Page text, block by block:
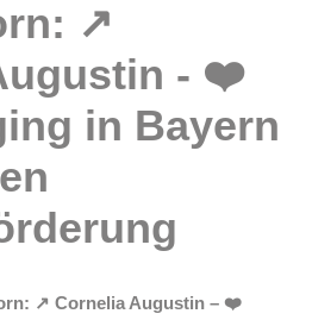
↗️ Cornelia Augustin – ❤️